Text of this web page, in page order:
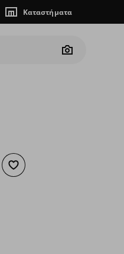
Καταστήματα
Camera
Προσθήκη στα αγαπημένα